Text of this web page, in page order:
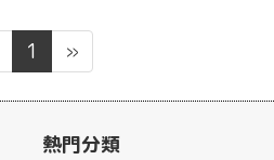
1 »
熱門分類